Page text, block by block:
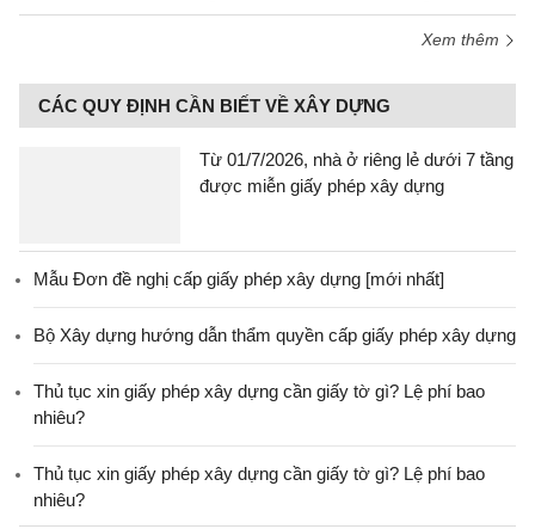
Xem thêm
CÁC QUY ĐỊNH CẦN BIẾT VỀ XÂY DỰNG
Từ 01/7/2026, nhà ở riêng lẻ dưới 7 tầng
được miễn giấy phép xây dựng
Mẫu Đơn đề nghị cấp giấy phép xây dựng [mới nhất]
Bộ Xây dựng hướng dẫn thẩm quyền cấp giấy phép xây dựng
Thủ tục xin giấy phép xây dựng cần giấy tờ gì? Lệ phí bao
nhiêu?
Thủ tục xin giấy phép xây dựng cần giấy tờ gì? Lệ phí bao
nhiêu?